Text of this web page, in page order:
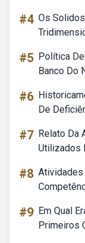
#4 Os
#5 Política
Banco Do
#6
De
#7 Relato Da
Utilizados
#8 Atividades
#9 Em Qual
Primeiros